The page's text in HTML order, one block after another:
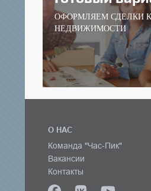
ОФОРМЛЯЕМ СДЕЛКИ
НЕДВИЖИМОСТИ
О НАС
Команда "Час-Пик"
Вакансии
Контакты